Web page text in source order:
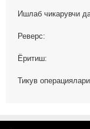
Ишлаб чикарувчи
Реверс:
Ёритиш:
Тикув